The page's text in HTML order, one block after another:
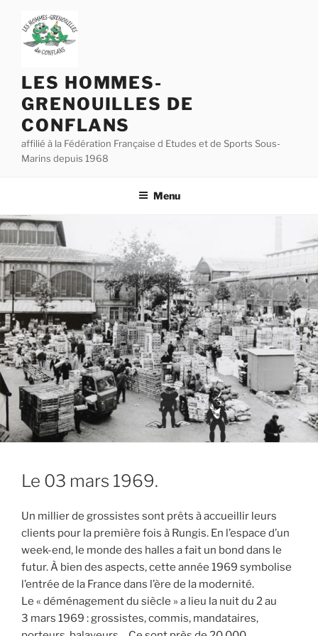
contenu
principal
LES HOMMES-
GRENOUILLES DE
CONFLANS
affilié à la Fédération Française d Etudes et de Sports Sous-
Marins depuis 1968
Menu
Le 03 mars 1969.
Un millier de grossistes sont prêts à accueillir leurs
clients pour la première fois à Rungis. En l’espace d’un
week-end, le monde des halles a fait un bond dans le
futur. À bien des aspects, cette année 1969 symbolise
l’entrée de la France dans l’ère de la modernité.
Le « déménagement du siècle » a lieu la nuit du 2 au
3 mars 1969 : grossistes, commis, mandataires,